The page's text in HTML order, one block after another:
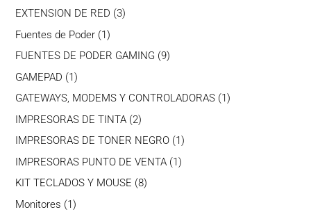
EXTENSION DE RED 33
Fuentes de Poder 11
producto
FUENTES DE PODER GAMING 99
GAMEPAD 11
producto
GATEWAYS, MODEMS Y CONTROLADORAS 1 1
IMPRESORAS DE TINTA 22
productos
IMPRESORAS DE TONER NEGRO 1 1
IMPRESORAS PUNTO DE VENTA 11
KIT TECLADOS Y MOUSE 88
Monitores 11